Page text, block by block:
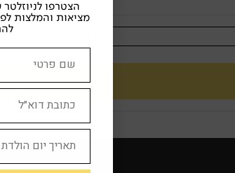
לא זמין
הצטרפו
מציאות והמלצות